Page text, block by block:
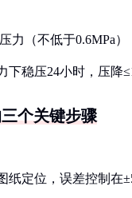
力（不低于0.6MPa）
稳压24小时，压降
个关键步骤
定位，误差控制在